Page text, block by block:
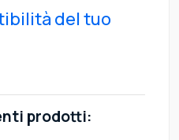
del tuo
prodotti: